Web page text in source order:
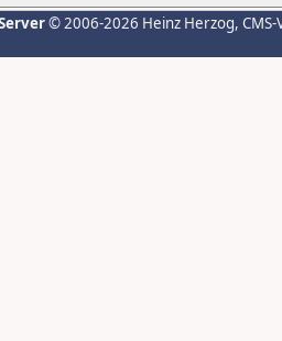
© 2006-2026 Heinz Herzog,